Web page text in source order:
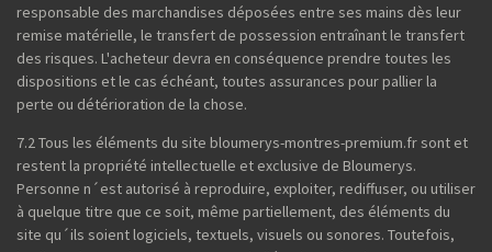
responsable des marchandises déposées entre ses mains dès leur
remise matérielle, le transfert de possession entraînant le transfert
des risques. L'acheteur devra en conséquence prendre toutes les
dispositions et le cas échéant, toutes assurances pour pallier la
perte ou détérioration de la chose.
7.2 Tous les éléments du site bloumerys-montres-premium.fr sont et
restent la propriété intellectuelle et exclusive de Bloumerys.
Personne n´est autorisé à reproduire, exploiter, rediffuser, ou utiliser
à quelque titre que ce soit, même partiellement, des éléments du
site qu´ils soient logiciels, textuels, visuels ou sonores. Toutefois,